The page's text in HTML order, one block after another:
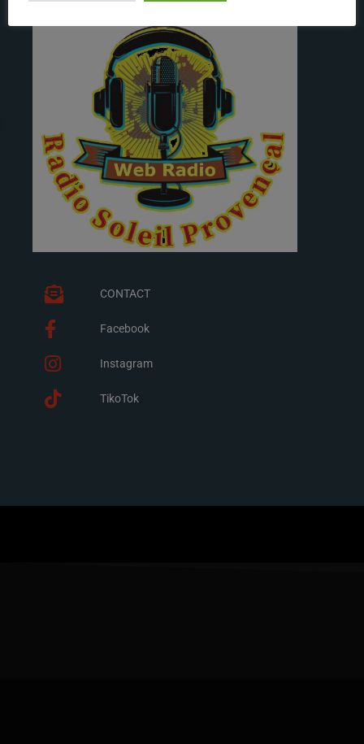
CONTACT
Facebook
Instagram
TikoTok